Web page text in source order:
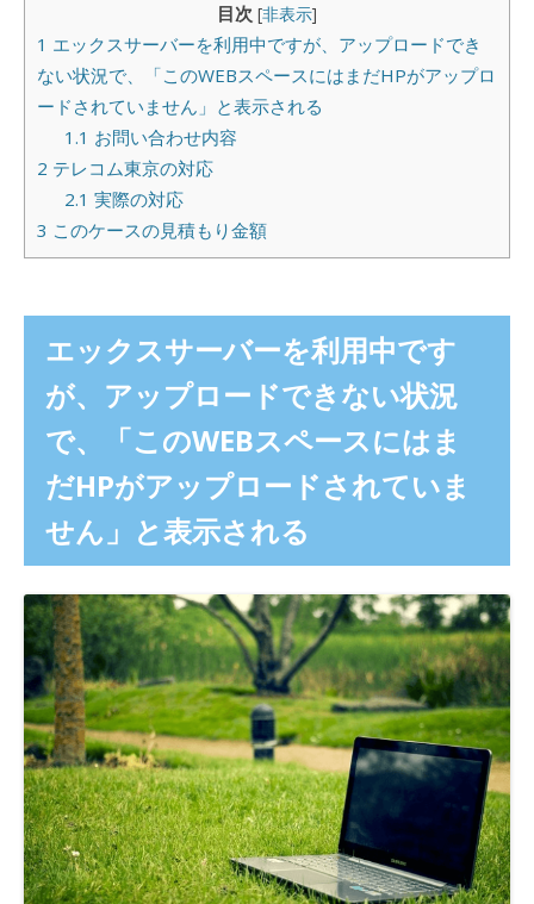
目次 [非表示]
1 エックスサーバーを利用中ですが、アップロードでき
ない状況で、「このWEBスペースにはまだHPがアップロ
ードされていません」と表示される
1.1 お問い合わせ内容
2 テレコム東京の対応
2.1 実際の対応
3 このケースの見積もり金額
エックスサーバーを利用中です
が、アップロードできない状況
で、「このWEBスペースにはま
だHPがアップロードされていま
せん」と表示される